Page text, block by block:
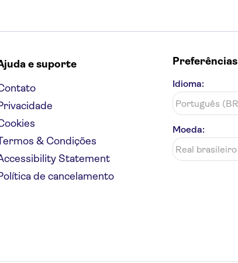
e suporte
& Condições
Statement
de cancelamento
Preferências
Idioma:
Moeda: